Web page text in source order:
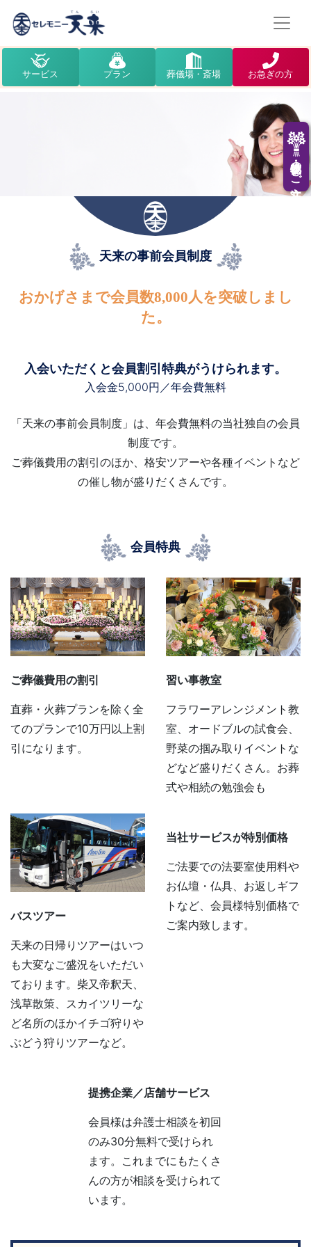
供花・供物のご注文
サービス プラン 葬儀場・斎場 お急ぎの方
天来の事前会員制度
おかげさまで会員数8,000人を突破しまし
た。
入会いただくと会員割引特典がうけられます。
入会金5,000円／年会費無料
「天来の事前会員制度」は、年会費無料の当社独自の会員
制度です。
ご葬儀費用の割引のほか、格安ツアーや各種イベントなど
の催し物が盛りだくさんです。
会員特典
ご葬儀費用の割引
直葬・火葬プランを除く全
てのプランで10万円以上割
引になります。
習い事教室
フラワーアレンジメント教
室、オードブルの試食会、
野菜の掴み取りイベントな
どなど盛りだくさん。お葬
式や相続の勉強会も
バスツアー
天来の日帰りツアーはいつ
も大変なご盛況をいただい
ております。柴又帝釈天、
浅草散策、スカイツリーな
ど名所のほかイチゴ狩りや
ぶどう狩りツアーなど。
当社サービスが特別価格
ご法要での法要室使用料や
お仏壇・仏具、お返しギフ
トなど、会員様特別価格で
ご案内致します。
提携企業／店舗サービス
会員様は弁護士相談を初回
のみ30分無料で受けられ
ます。これまでにもたくさ
んの方が相談を受けられて
います。